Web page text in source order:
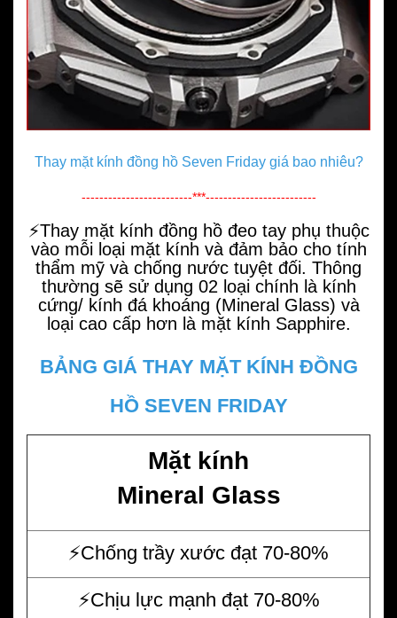
Thay mặt kính đồng hồ Seven Friday giá bao nhiêu?
-------------------------***-------------------------
⚡️Thay mặt kính đồng hồđeo tay phụ thuộc
vào mỗi loại mặt kính và đảm bảo cho tính
thẩm mỹ và chống nước tuyệt đối. Thông
thường sẽ sử dụng 02 loại chính là kính
cứng/ kính đá khoáng (Mineral Glass) và
loại cao cấp hơn là mặt kính Sapphire.
BẢNG GIÁ THAY MẶT KÍNH ĐỒNG
HỒ SEVEN FRIDAY
Mặt kính
Mineral Glass
⚡️Chống trầy xước đạt 70-80%
⚡️Chịu lực mạnh đạt 70-80%